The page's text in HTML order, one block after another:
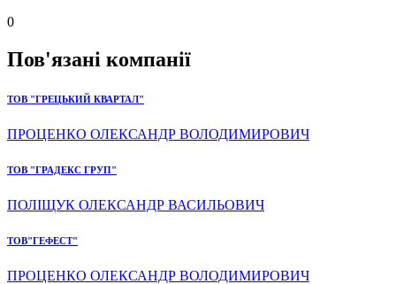
0
Пов'язані компанії
ТОВ "ГРЕЦЬКИЙ КВАРТАЛ"
ПРОЦЕНКО ОЛЕКСАНДР ВОЛОДИМИРОВИЧ
ТОВ "ГРАДЕКС ГРУП"
ПОЛІЩУК ОЛЕКСАНДР ВАСИЛЬОВИЧ
ТОВ"ГЕФЕСТ"
ПРОЦЕНКО ОЛЕКСАНДР ВОЛОДИМИРОВИЧ